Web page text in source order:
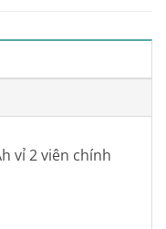
vỉ 2 viên chính